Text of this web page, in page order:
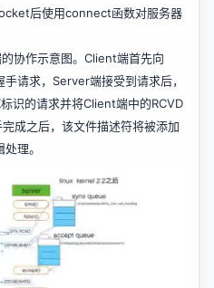
后使用connect函数对服务器
协作示意图。Client端首先向
请求，Server端接受到请求后，
识的请求并将Client端中的RCVD
成之后，该文件描述符将被添加
理。